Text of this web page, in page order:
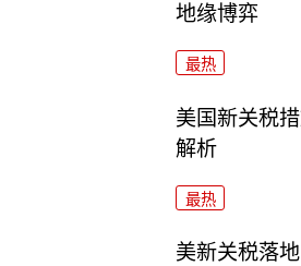
地缘博弈
最热
美国新关税
解析
最热
美新关税落